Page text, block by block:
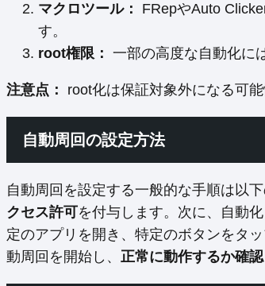
マクロツール：
FRepやAuto
す。
root権限： 一部の高度な自動化に
注意点： root化は保証対象外になる可能
自動周回の設定方法
自動周回を設定する一般的な手順は以
クセス許可を付与します。次に、自動
定のアプリを開き、特定のボタンをタ
動周回を開始し、 正常に動作するか確認